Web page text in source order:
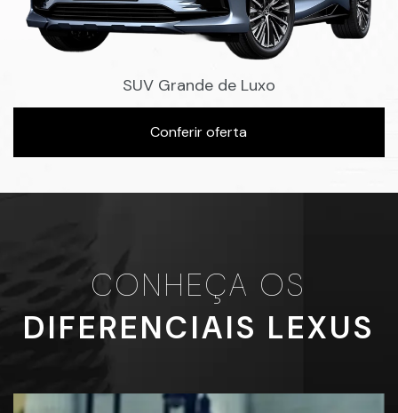
SUV Grande de Luxo
Conferir oferta
CONHEÇA OS
DIFERENCIAIS LEXUS